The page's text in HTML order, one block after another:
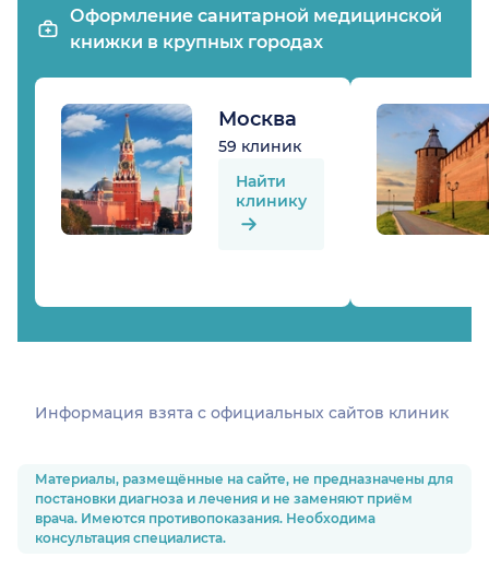
Оформление санитарной медицинской
книжки в крупных городах
Москва
59 клиник
Найти
клинику
Информация взята c официальных сайтов клиник
Материалы, размещённые на сайте, не предназначены для
постановки диагноза и лечения и не заменяют приём
врача. Имеются противопоказания. Необходима
консультация специалиста.